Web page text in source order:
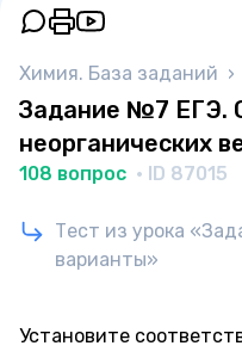
Химия. База заданий ›
Задание №7 ЕГЭ.
неорганических
108 вопрос · ID 87015
Тест из урока
варианты»
Установите